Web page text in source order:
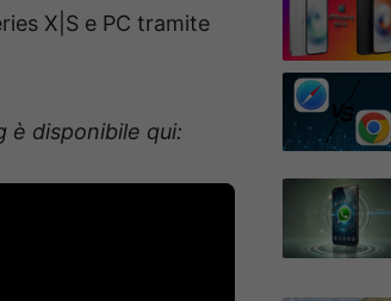
X|S e PC tramite
è disponibile qui: